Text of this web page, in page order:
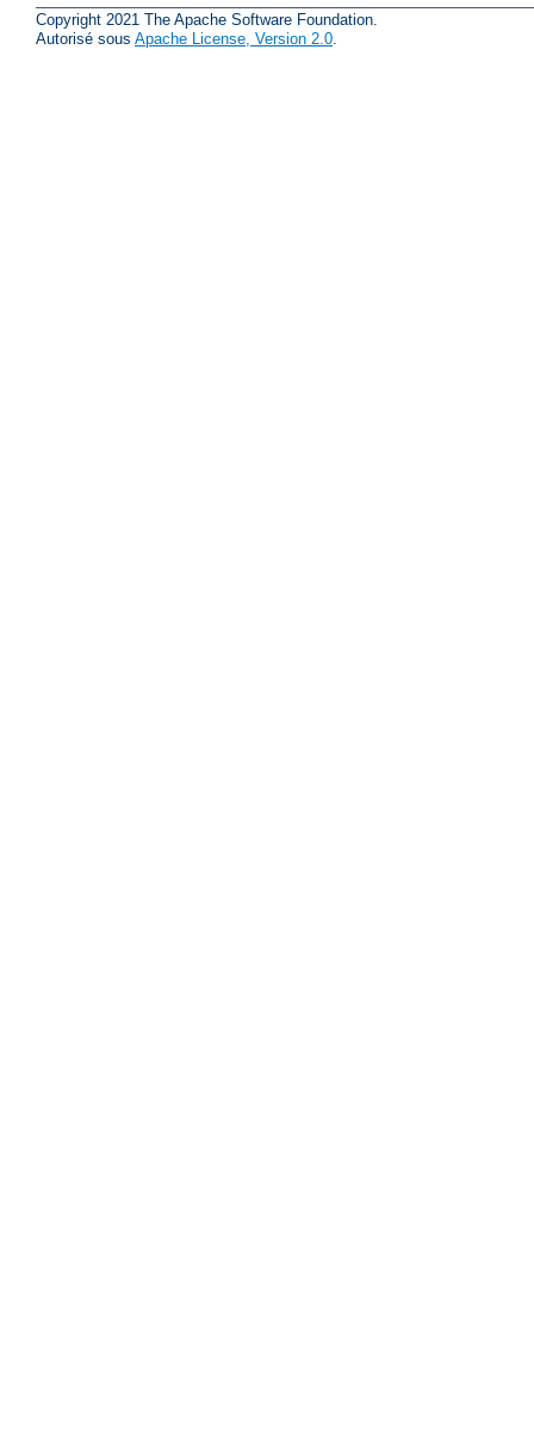
Copyright 2021 The Apache Software Foundation.
Autorisé sous Apache License, Version 2.0.